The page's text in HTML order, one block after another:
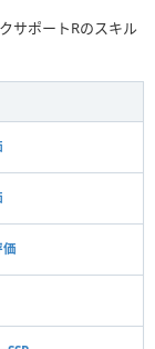
サポートRのスキル